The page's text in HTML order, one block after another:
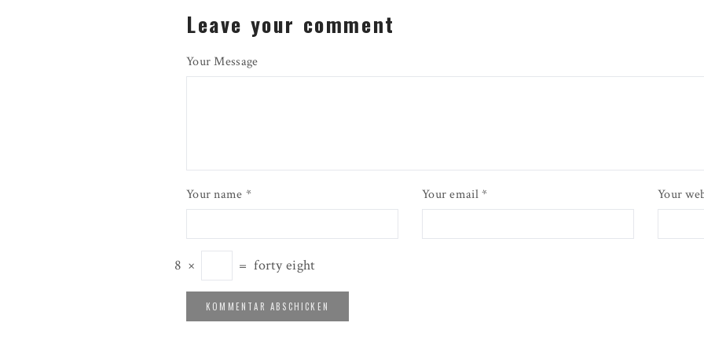
Leave your comment
Your Message
Your name * Your email * Your
8 × = forty eight